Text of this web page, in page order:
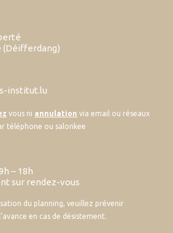
(Déifferdang)
institut.lu
vous ni annulation via email ou réseaux
téléphone ou salonkee
– 18h
sur rendez-vous
du planning, veuillez prévenir
en cas de désistement.